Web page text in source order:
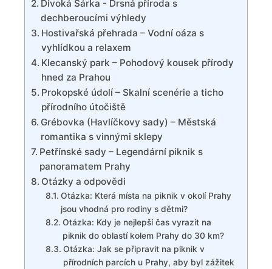
Divoká ⁤Šárka ⁢- Drsná ‌příroda s⁤
dechberoucími výhledy
Hostivařská⁢ přehrada – Vodní ​oáza s
vyhlídkou a relaxem
Klecanský park – Pohodový kousek přírody
hned za Prahou
Prokopské údolí⁣ – Skalní scenérie a ticho
přírodního ⁤útočiště
Grébovka (Havlíčkovy sady) – Městská
romantika s vinnými sklepy
Petřínské⁤ sady – Legendární piknik⁤ s
panoramatem⁤ Prahy
Otázky ⁢a odpovědi
Otázka: Která místa na piknik‍ v okolí Prahy
jsou vhodná pro ⁣rodiny s dětmi?
Otázka: Kdy⁢ je nejlepší čas vyrazit na‌
piknik do oblastí kolem Prahy ⁢do 30 km?
Otázka: Jak se připravit na piknik v‌
přírodních parcích u​ Prahy,‌ aby ⁤byl ⁤zážitek